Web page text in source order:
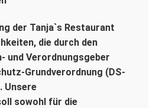
der Tanja`s Restaurant
die durch den
und Verordnungsgeber
Grundverordnung (DS-
Unsere
sowohl für die